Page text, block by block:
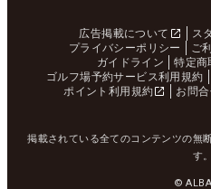
広告掲載について ス
プライバシーポリシー
ご
ガイドライン
特定商
ゴルフ場予約サービス利用規約
ポイント利用規約
お問
掲載されている全てのコンテンツの無
す。
©